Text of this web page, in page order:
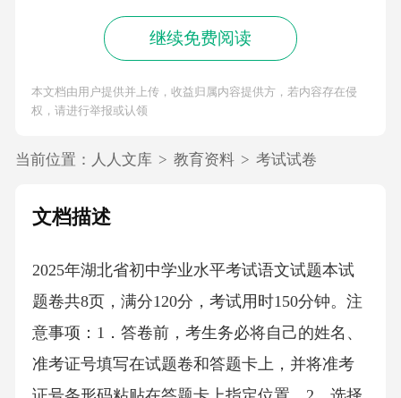
继续免费阅读
本文档由用户提供并上传，收益归属内容提供方，若内容存在侵
权，请进行举报或认领
当前位置： 人人文库 > 教育资料 > 考试试卷
文档描述
2025年湖北省初中学业水平考试语文试题本试
题卷共8页，满分120分，考试用时150分钟。注
意事项：1．答卷前，考生务必将自己的姓名、
准考证号填写在试题卷和答题卡上，并将准考